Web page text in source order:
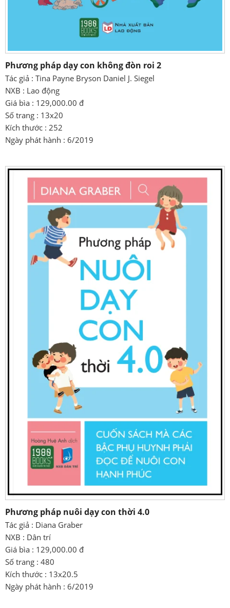
Phương pháp dạy con không đòn roi 2
Tác giả : Tina Payne Bryson Daniel J. Siegel
NXB : Lao động
Giá bìa : 129,000.00 đ
Số trang : 13x20
Kích thước : 252
Ngày phát hành : 6/2019
Phương pháp nuôi dạy con thời 4.0
Tác giả : Diana Graber
NXB : Dân trí
Giá bìa : 129,000.00 đ
Số trang : 480
Kích thước : 13x20.5
Ngày phát hành : 6/2019